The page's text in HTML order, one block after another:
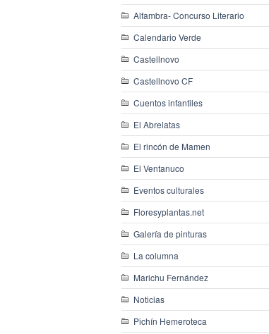
Alfambra- Concurso Literario
Calendario Verde
Castellnovo
Castellnovo CF
Cuentos infantiles
El Abrelatas
El rincón de Mamen
El Ventanuco
Eventos culturales
Floresyplantas.net
Galería de pinturas
La columna
Marichu Fernández
Noticias
Pichín Hemeroteca